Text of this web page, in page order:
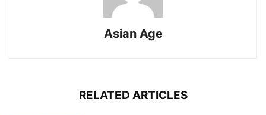
Asian Age
RELATED ARTICLES